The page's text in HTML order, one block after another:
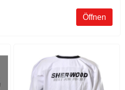
Öffnen